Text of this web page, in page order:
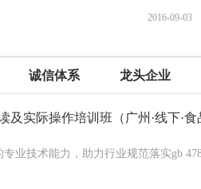
2016-09-03
诚信体系 龙头企业
及实际操作培训班（广州·线下·食
业技术能力，助力行业规范落实gb